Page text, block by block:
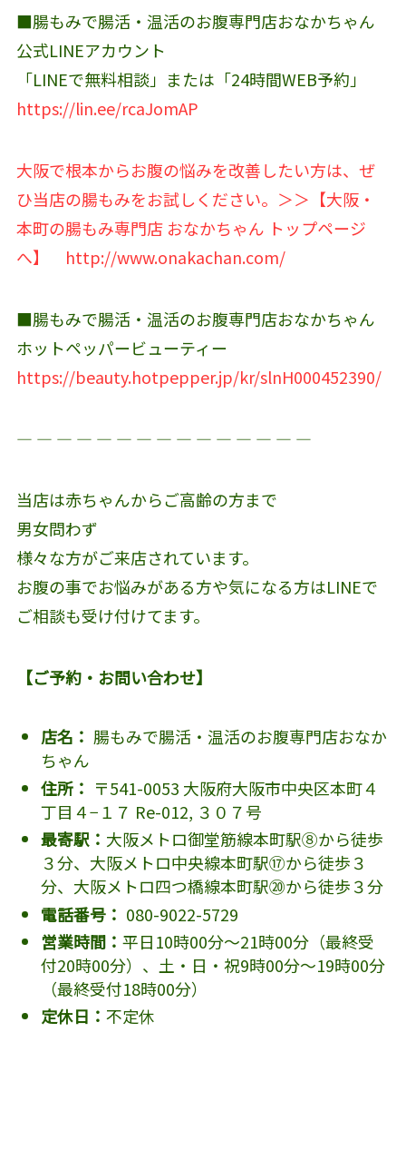
■腸もみで腸活・温活のお腹専門店おなかちゃん
公式LINEアカウント‬
「LINEで無料相談」または「24時間WEB予約」
https://lin.ee/rcaJomAP
大阪で根本からお腹の悩みを改善したい方は、ぜ
ひ当店の腸もみをお試しください。＞＞【大阪・
本町の腸もみ専門店 おなかちゃん トップページ
へ】
http://www.onakachan.com/
■腸もみで腸活・温活のお腹専門店おなかちゃん
ホットペッパービューティー
https://beauty.hotpepper.jp/kr/slnH000452390/
― ― ― ― ― ― ― ― ― ― ― ― ― ― ―
当店は赤ちゃんからご高齢の方まで
男女問わず
様々な方がご来店されています。
お腹の事でお悩みがある方や気になる方はLINEで
ご相談も受け付けてます。
【ご予約・お問い合わせ】
店名： 腸もみで腸活・温活のお腹専門店おなか
ちゃん
住所： 〒541-0053 大阪府大阪市中央区本町４
丁目４−１７ Re-012, ３０７号
最寄駅： 大阪メトロ御堂筋線本町駅⑧から徒歩
３分、大阪メトロ中央線本町駅⑰から徒歩３
分、大阪メトロ四つ橋線本町駅⑳から徒歩３分
電話番号： 080-9022-5729
営業時間： 平日10時00分～21時00分（最終受
付20時00分）、土・日・祝9時00分～19時00分
（最終受付18時00分）
定休日： 不定休